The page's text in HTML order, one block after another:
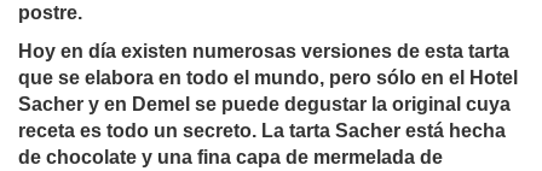
postre.
Hoy en día existen numerosas versiones de esta tarta
que se elabora en todo el mundo, pero sólo en el Hotel
Sacher y en Demel se puede degustar la original cuya
receta es todo un secreto. La tarta Sacher está hecha
de chocolate y una fina capa de mermelada de